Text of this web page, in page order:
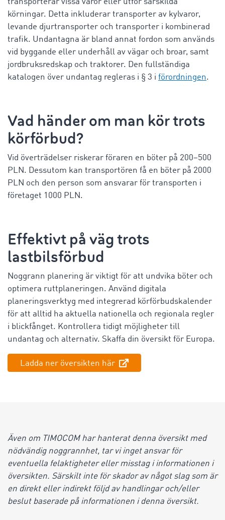
transporterar vissa varor eller utför särskilda
körningar. Detta inkluderar transporter av kylvaror,
levande djurtransporter och transporter i kombinerad
trafik. Undantagna är bland annat fordon som används
vid byggande eller underhåll av vägar och broar, samt
jordbruksredskap och traktorer. Den fullständiga
katalogen över undantag regleras i § 3 i förordningen.
Vad händer om man kör trots
körförbud?
Vid överträdelser riskerar föraren en böter på 200–500
PLN. Dessutom kan transportören få en böter på 2000
PLN och den person som ansvarar för transporten i
företaget 1000 PLN.
Effektivt på väg trots
lastbilsförbud
Noggrann planering är viktigt för att undvika böter och
optimera ruttplaneringen. Använd digitala
planeringsverktyg med integrerad körförbudskalender
för att alltid ha aktuella nationella och regionala regler
i blickfånget. Kontrollera tidigt möjligheter till
undantag och alternativ. Skaffa din översikt för Europa.
Ladda ner översikten här
Även om TIMOCOM har hanterat denna översikt med
nödvändig noggrannhet, tar vi inget ansvar för
eventuella felaktigheter eller misstag i informationen i
översikten. Särskilt inte för skador av något slag som är
en direkt eller indirekt följd av handlingar och/eller
beslut baserade på informationen i denna översikt.